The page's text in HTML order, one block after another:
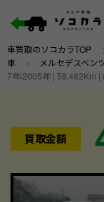
車買取のソコカラTOP
車 > メルセデスベン
7年/2005年 | 58,482Km |
買取金額